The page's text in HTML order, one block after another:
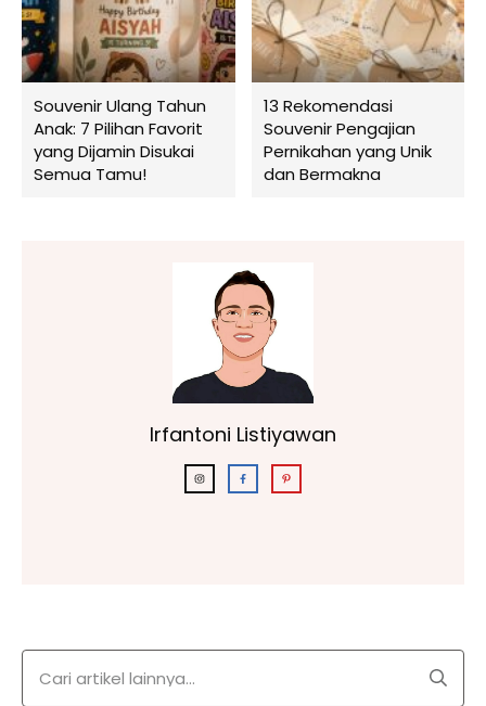
Souvenir Ulang Tahun
Anak: 7 Pilihan Favorit
yang Dijamin Disukai
Semua Tamu!
13 Rekomendasi
Souvenir Pengajian
Pernikahan yang Unik
dan Bermakna
Irfantoni Listiyawan